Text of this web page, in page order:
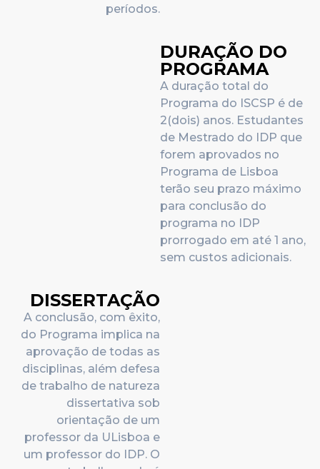
períodos.
DURAÇÃO DO
PROGRAMA
A duração total do
Programa do ISCSP é de
2(dois) anos. Estudantes
de Mestrado do IDP que
forem aprovados no
Programa de Lisboa
terão seu prazo máximo
para conclusão do
programa no IDP
prorrogado em até 1 ano,
sem custos adicionais.
DISSERTAÇÃO
A conclusão, com êxito,
do Programa implica na
aprovação de todas as
disciplinas, além defesa
de trabalho de natureza
dissertativa sob
orientação de um
professor da ULisboa e
um professor do IDP. O